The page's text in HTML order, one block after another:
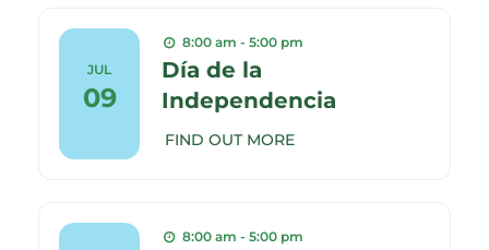
JUL
09
8:00 am - 5:00 pm
Día de la
Independencia
FIND OUT MORE
8:00 am - 5:00 pm